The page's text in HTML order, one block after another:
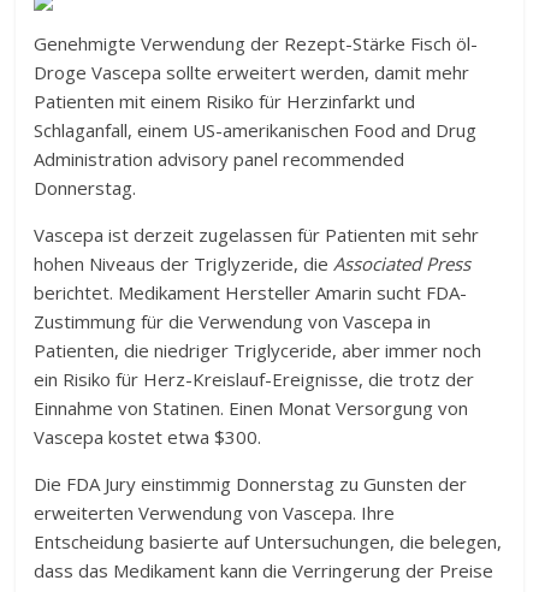
Genehmigte Verwendung der Rezept-Stärke Fisch öl-
Droge Vascepa sollte erweitert werden, damit mehr
Patienten mit einem Risiko für Herzinfarkt und
Schlaganfall, einem US-amerikanischen Food and Drug
Administration advisory panel recommended
Donnerstag.
Vascepa ist derzeit zugelassen für Patienten mit sehr
hohen Niveaus der Triglyzeride, dieAssociated Press
berichtet. Medikament Hersteller Amarin sucht FDA-
Zustimmung für die Verwendung von Vascepa in
Patienten, die niedriger Triglyceride, aber immer noch
ein Risiko für Herz-Kreislauf-Ereignisse, die trotz der
Einnahme von Statinen. Einen Monat Versorgung von
Vascepa kostet etwa $300.
Die FDA Jury einstimmig Donnerstag zu Gunsten der
erweiterten Verwendung von Vascepa. Ihre
Entscheidung basierte auf Untersuchungen, die belegen,
dass das Medikament kann die Verringerung der Preise